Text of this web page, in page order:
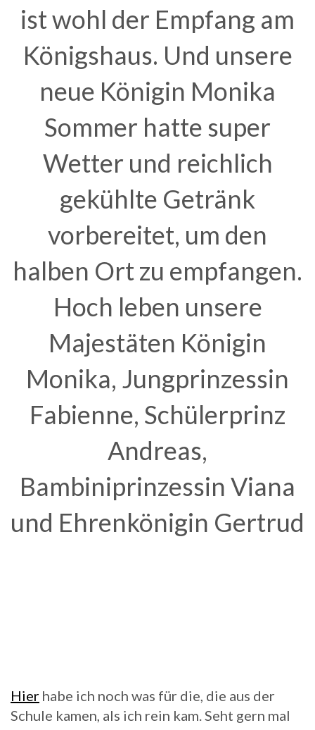
ist wohl der Empfang am
Königshaus. Und unsere
neue Königin Monika
Sommer hatte super
Wetter und reichlich
gekühlte Getränk
vorbereitet, um den
halben Ort zu empfangen.
Hoch leben unsere
Majestäten Königin
Monika, Jungprinzessin
Fabienne, Schülerprinz
Andreas,
Bambiniprinzessin Viana
und Ehrenkönigin Gertrud
Hier habe ich noch was für die, die aus der
Schule kamen, als ich rein kam. Seht gern mal